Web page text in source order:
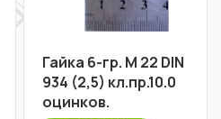
Гайка 6-гр. М 22 DIN
934 (2,5) кл.пр.10.0
оцинков.